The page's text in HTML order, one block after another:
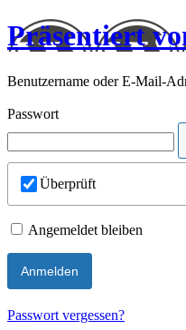
Präsentiert
Benutzername oder E-Mail-
Passwort
Überprüft
Angemeldet bleiben
Passwort vergessen?